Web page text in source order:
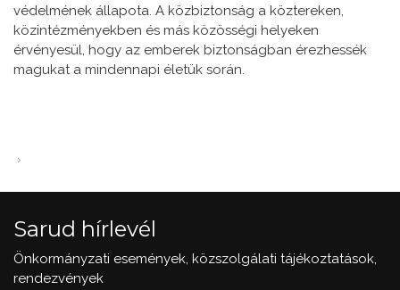
védelmének állapota. A közbiztonság a köztereken,
közintézményekben és más közösségi helyeken
érvényesül, hogy az emberek biztonságban érezhessék
magukat a mindennapi életük során.
Sarud hírlevél
Önkormányzati események, közszolgálati tájékoztatások,
rendezvények